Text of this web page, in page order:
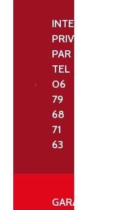
INTERLOCUTEUR
PRIVILÉGIÉ
PAR
TEL
06
79
68
71
63
GARANTIE